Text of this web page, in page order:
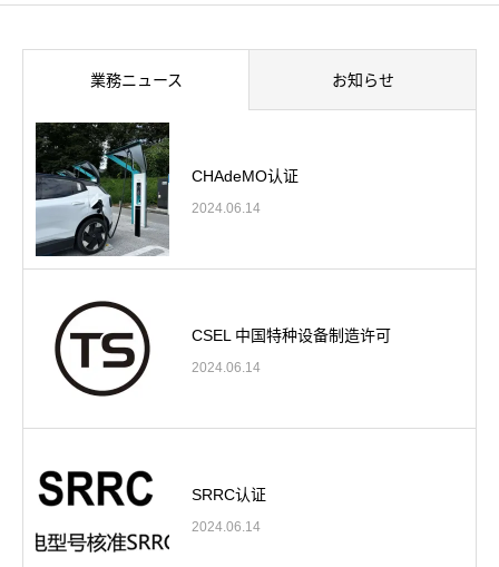
業務ニュース お知らせ
CHAdeMO认证
2024.06.14
CSEL 中国特种设备制造许可
2024.06.14
SRRC认证
2024.06.14